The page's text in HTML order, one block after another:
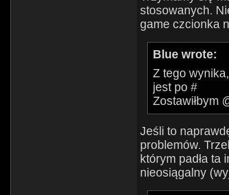
stosowanych.
game czcionka
Blue wrote:
Z tego
jest po #
Zostawiłbym
Jeśli to
problemów.
którym padła
nieosiągalny